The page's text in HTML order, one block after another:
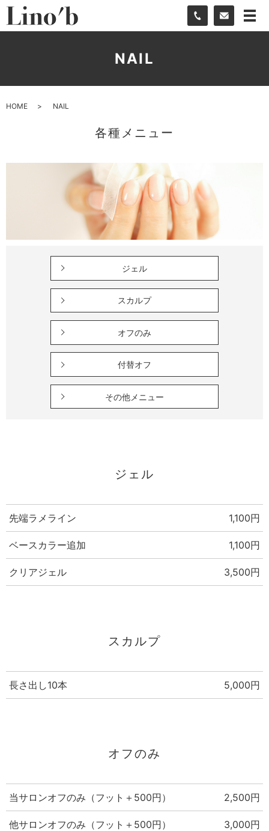
NAIL
HOME NAIL
各種メニュー
ジェル
スカルプ
オフのみ
付替オフ
その他メニュー
ジェル
先端ラメライン 1,100円
ベースカラー追加 1,100円
クリアジェル 3,500円
スカルプ
長さ出し10本 5,000円
オフのみ
当サロンオフのみ（フット＋500円） 2,500円
他サロンオフのみ（フット＋500円） 3,000円